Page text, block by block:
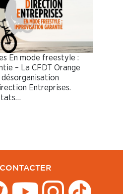
En mode freestyle :
– La CFDT Orange
Entreprises.